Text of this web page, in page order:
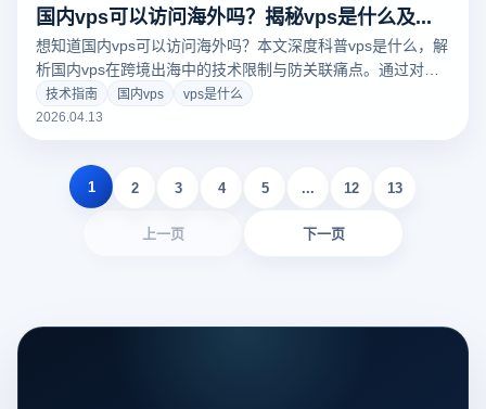
国内vps可以访问海外吗？揭秘vps是什么及其在跨境电商中的核心应用
想知道国内vps可以访问海外吗？本文深度科普vps是什么，解
析国内vps在跨境出海中的技术限制与防关联痛点。通过对比
传统VPS与指纹浏览器，为您提供安全、合规的全球业务搭建
方案。结合云登指纹浏览器的底层隔离技术，教您如何低成本
技术指南 国内vps
vps是什么
2026.04.13
上一页
1 2 3 4 5 ... 12 13
下一页